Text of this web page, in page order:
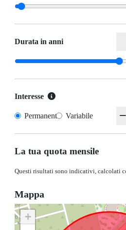
Durata in anni
Interesse
Permanente Variabile
La tua quota mensile
Questi risultati sono indicativi, calcolati
Mappa
+